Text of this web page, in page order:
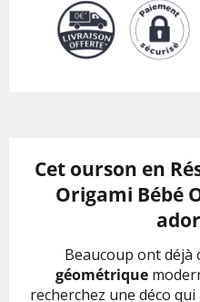
Cet ourson en
Origami Bébé
Beaucoup ont
géométrique
recherchez une déco